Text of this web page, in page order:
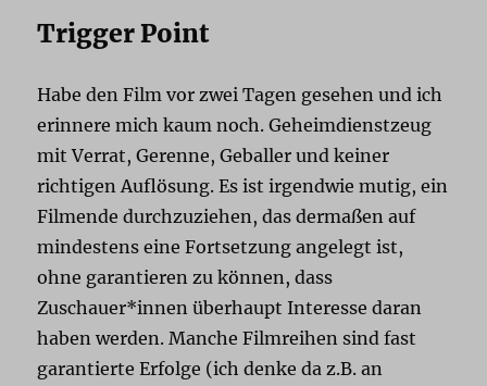
Trigger Point
Habe den Film vor zwei Tagen gesehen und ich
erinnere mich kaum noch. Geheimdienstzeug
mit Verrat, Gerenne, Geballer und keiner
richtigen Auflösung. Es ist irgendwie mutig, ein
Filmende durchzuziehen, das dermaßen auf
mindestens eine Fortsetzung angelegt ist,
ohne garantieren zu können, dass
Zuschauer*innen überhaupt Interesse daran
haben werden. Manche Filmreihen sind fast
garantierte Erfolge (ich denke da z.B. an